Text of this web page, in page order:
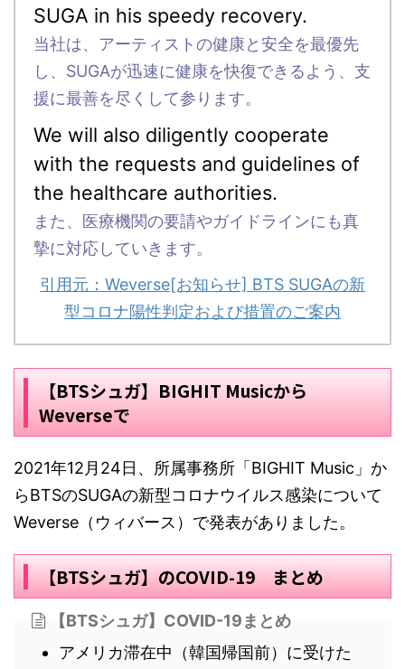
SUGA in his speedy recovery.
当社は、アーティストの健康と安全を最優先
し、SUGAが迅速に健康を快復できるよう、支
援に最善を尽くして参ります。
We will also diligently cooperate
with the requests and guidelines of
the healthcare authorities.
また、医療機関の要請やガイドラインにも真
摯に対応していきます。
引用元：Weverse[お知らせ] BTS SUGAの新
型コロナ陽性判定および措置のご案内
【BTSシュガ】BIGHIT Musicから
Weverseで
2021年12月24日、所属事務所「BIGHIT Music」か
らBTSのSUGAの新型コロナウイルス感染について
Weverse（ウィバース）で発表がありました。
【BTSシュガ】のCOVID-19 まとめ
【BTSシュガ】COVID-19まとめ
アメリカ滞在中（韓国帰国前）に受けた